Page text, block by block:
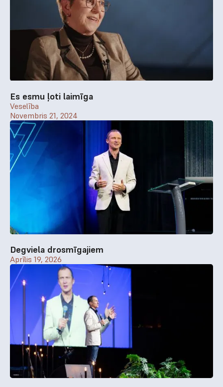
Es esmu ļoti laimīga
Veselība
Novembris 21, 2024
Degviela drosmīgajiem
Aprīlis 19, 2026